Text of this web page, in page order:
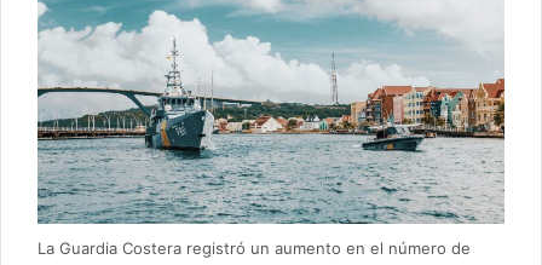
La Guardia Costera registró un aumento en el número de